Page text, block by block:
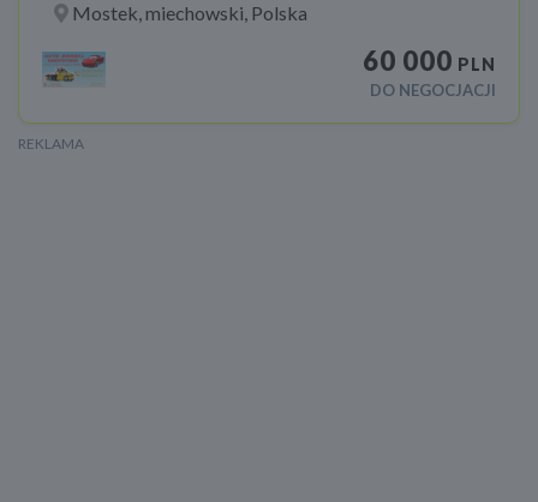
Mostek, miechowski, Polska
60 000 PLN
DO NEGOCJACJI